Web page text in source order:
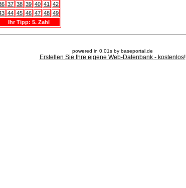
37 38 39 40 41
42
44 45 46 47 48 49
Ihr Tipp: 5. Zahl
powered in 0.01s by baseportal.de
Erstellen Sie Ihre eigene Web-Datenbank - kostenlos!